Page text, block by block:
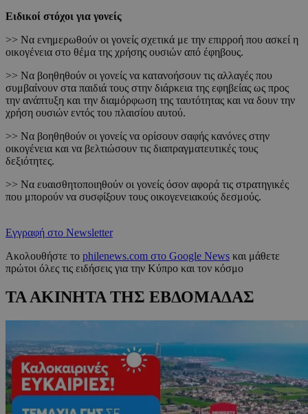
Ειδικοί στόχοι για γονείς
>> Να ενημερωθούν οι γονείς σχετικά με την επιρροή που ασκεί η
οικογένεια στο θέμα της χρήσης ουσιών από έφηβους.
>> Να βοηθηθούν οι γονείς να κατανοήσουν τις αλλαγές που
συμβαίνουν στα παιδιά τους στην διάρκεια της εφηβείας ως προς
την ανάπτυξη και την διαμόρφωση της ταυτότητας και να δουν την
χρήση ουσιών εντός του πλαισίου αυτού.
>> Να βοηθηθούν οι γονείς να ορίσουν σαφής κανόνες στην
οικογένεια και να βελτιώσουν τις διαπραγματευτικές τους
δεξιότητες.
>> Να ευαισθητοποιηθούν οι γονείς όσον αφορά τις στρατηγικές
που μπορούν να συσφίξουν τους οικογενειακούς δεσμούς.
Εγγραφή στο Newsletter
Ακολουθήστε το philenews.com στο Google News και μάθετε
πρώτοι όλες τις ειδήσεις για την Κύπρο και τον κόσμο
ΤΑ ΑΚΙΝΗΤΑ ΤΗΣ ΕΒΔΟΜΑΔΑΣ